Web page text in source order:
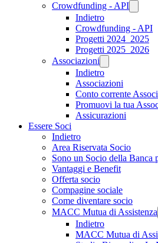
Crowdfunding - API
Indietro
Crowdfunding - API
Progetti 2024_2025
Progetti 2025_2026
Associazioni
Indietro
Associazioni
Conto corrente
Promuovi la tua
Assicurazioni
Essere Soci
Indietro
Area Riservata Socio
Sono un Socio della Banca
Vantaggi e Benefit
Offerta socio
Compagine sociale
Come diventare socio
MACC Mutua di Assistenza
Indietro
MACC Mutua di